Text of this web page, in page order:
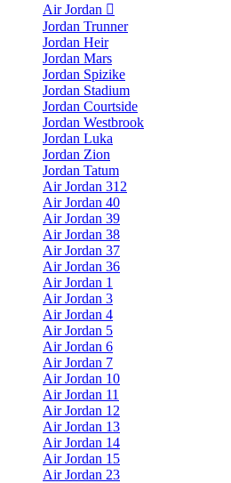
Air Jordan
Jordan Trunner
Jordan Heir
Jordan Mars
Jordan Spizike
Jordan Stadium
Jordan Courtside
Jordan Westbrook
Jordan Luka
Jordan Zion
Jordan Tatum
Air Jordan 312
Air Jordan 40
Air Jordan 39
Air Jordan 38
Air Jordan 37
Air Jordan 36
Air Jordan 1
Air Jordan 3
Air Jordan 4
Air Jordan 5
Air Jordan 6
Air Jordan 7
Air Jordan 10
Air Jordan 11
Air Jordan 12
Air Jordan 13
Air Jordan 14
Air Jordan 15
Air Jordan 23